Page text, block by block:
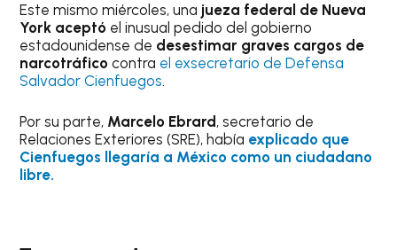
Este mismo miércoles, una jueza federal de Nueva
York aceptó el inusual pedido del gobierno
estadounidense de desestimar graves cargos de
narcotráfico contra el exsecretario de Defensa
Salvador Cienfuegos.
Por su parte, Marcelo Ebrard, secretario de
Relaciones Exteriores (SRE), había explicado que
Cienfuegos llegaría a México como un ciudadano
libre.